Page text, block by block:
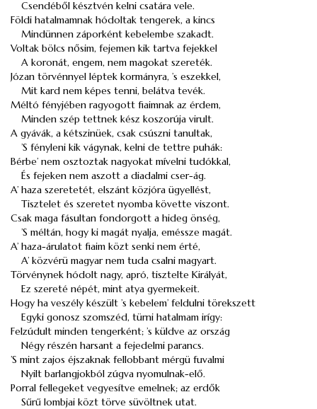
Csendéből késztvén kelni csatára vele.
Földi hatalmamnak hódoltak tengerek, a kincs
Mindünnen záporként kebelembe szakadt.
Voltak bölcs nősim, fejemen kik tartva fejekkel
A koronát, engem, nem magokat szereték.
Józan törvénnyel léptek kormányra, ’s eszekkel,
Mit kard nem képes tenni, belátva tevék.
Méltó fényjében ragyogott fiaimnak az érdem,
Minden szép tettnek kész koszorúja virult.
A gyávák, a kétszinüek, csak csúszni tanultak,
’S fényleni kik vágynak, kelni de tettre puhák:
Bérbe’ nem osztoztak nagyokat mívelni tudókkal,
És fejeken nem aszott a diadalmi cser-ág.
A’ haza szeretetét, elszánt közjóra ügyellést,
Tisztelet és szeretet nyomba követte viszont.
Csak maga fásultan fondorgott a hideg önség,
’S méltán, hogy ki magát nyalja, eméssze magát.
A’ haza-árulatot fiaim közt senki nem érté,
A’ közvérü magyar nem tuda csalni magyart.
Törvénynek hódolt nagy, apró, tisztelte Királyát,
Ez szereté népét, mint atya gyermekeit.
Hogy ha veszély készült ’s kebelem’ feldulni törekszett
Egyki gonosz szomszéd, türni hatalmam irígy:
Felzúdult minden tengerként; ’s küldve az ország
Négy részén harsant a fejedelmi parancs.
’S mint zajos éjszaknak fellobbant mérgü fuvalmi
Nyilt barlangjokból zúgva nyomulnak-elő.
Porral fellegeket vegyesítve emelnek; az erdők
Sűrű lombjai közt törve süvöltnek utat.